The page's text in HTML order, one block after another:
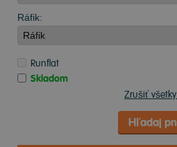
Ráfik:
Runflat
Skladom
Zrušiť
Hľadaj